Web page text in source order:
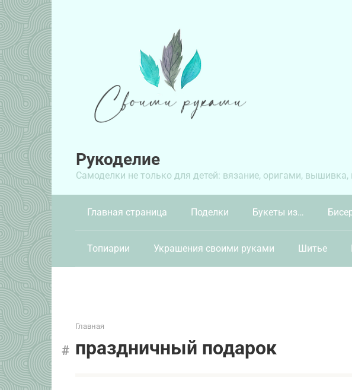
Перейти
к
контенту
Рукоделие
Самоделки не только для детей: вязание, оригами, вышивка,
Главная страница Поделки Букеты из…
Топиарии Украшения своими руками Шитье
Главная
праздничный подарок